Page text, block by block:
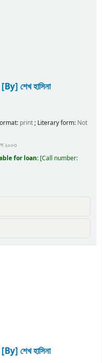
[By] শেখ হাসিনা
print; Literary form: Not
২০০৩
for loan: Call number:
[By] শেখ হাসিনা